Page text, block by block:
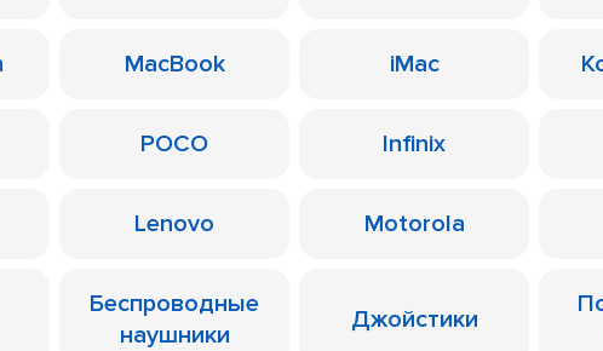
MacBook iMac
POCO Infinix
Lenovo Motorola
Беспроводные
наушники
Джойстики